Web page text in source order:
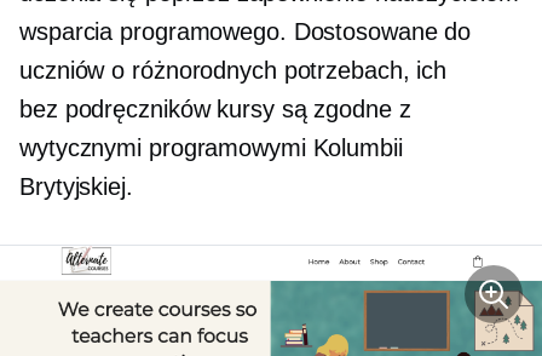
wsparcia programowego. Dostosowane do
uczniów o różnorodnych potrzebach, ich
bez podręcznikówkursy są zgodne z
wytycznymi programowymi Kolumbii
Brytyjskiej.